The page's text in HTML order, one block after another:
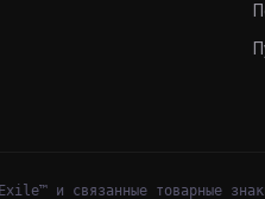
и связанные товарные